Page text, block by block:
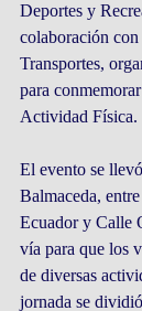
Deportes y
colaboración
Transportes,
para
Actividad Física.
El evento se
Balmaceda,
Ecuador y Calle
vía para que los
de diversas
jornada se